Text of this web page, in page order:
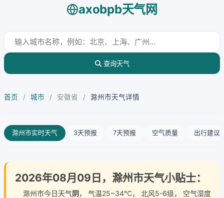
axobpb天气网
查询天气
首页 / 城市 / 安徽省 / 滁州市天气详情
滁州市实时天气 3天预报 7天预报 空气质量 出行建议
2026年08月09日，滁州市天气小贴士：
滁州市今日天气阴， 气温25~34℃， 北风5-6级， 空气湿度